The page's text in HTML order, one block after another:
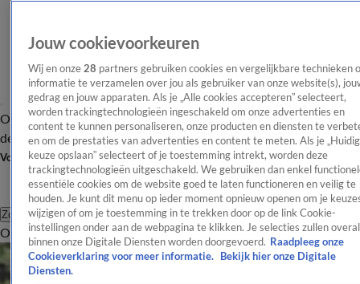
OverzichtAfleveringen Entertainment TV Algemeen
Tip
de redactieNieuwsbrief
Volg Shownieuws
Zoeken
OverzichtEntertainmentSpraakmakendRealityCrimeVideo's
Jouw cookievoorkeuren
Wij en onze 28 partners gebruiken cookies en vergelijkbare technieken
informatie te verzamelen over jou als gebruiker van onze website(s),
gedrag en jouw apparaten. Als je „Alle cookies accepteren” selecteert,
worden trackingtechnologieën ingeschakeld om onze advertenties en
content te kunnen personaliseren, onze producten en diensten te
en om de prestaties van advertenties en content te meten. Als je
keuze opslaan” selecteert of je toestemming intrekt, worden deze
trackingtechnologieën uitgeschakeld. We gebruiken dan enkel
essentiële cookies om de website goed te laten functioneren en veilig te
houden. Je kunt dit menu op ieder moment opnieuw openen om je
wijzigen of om je toestemming in te trekken door op de link Cookie-
instellingen onder aan de webpagina te klikken. Je selecties zullen overal
binnen onze Digitale Diensten worden doorgevoerd. Raadpleeg onze
Cookieverklaring voor meer informatie.
Bekijk hier onze Digitale
Diensten.